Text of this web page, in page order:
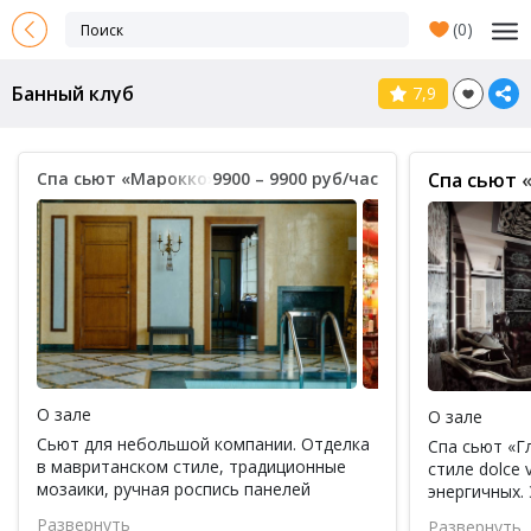
(0)
Банный клуб 7,9
Спа сьют «Марокко»9900 – 9900 руб/час
О зале
Сьют для небольшой компании. Отделка
в мавританском стиле, традиционные
мозаики, ручная роспись панелей
Развернуть
Спа сьют
О зале
Спа сьют
стиле dolce